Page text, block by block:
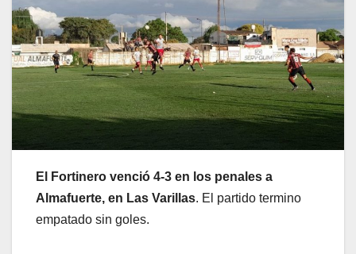
El Fortinero venció 4-3 en los penales a
Almafuerte, en Las Varillas. El partido termino
empatado sin goles.